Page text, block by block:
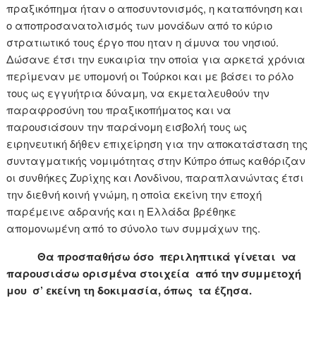
πραξικόπημα ήταν ο αποσυντονισμός, η καταπόνηση και
ο αποπροσανατολισμός των μονάδων από το κύριο
στρατιωτικό τους έργο που ηταν η άμυνα του νησιού.
Δώσανε έτσι την ευκαιρία την οποία για αρκετά χρόνια
περίμεναν με υπομονή οι Τούρκοι και με βάσει το ρόλο
τους ως εγγυήτρια δύναμη, να εκμεταλευθούν την
παραφροσύνη του πραξικοπήματος και να
παρουσιάσουν την παράνομη εισβολή τους ως
ειρηνευτική δήθεν επιχείρηση για την αποκατάσταση της
συνταγματικής νομιμότητας στην Κύπρο όπως καθόριζαν
οι συνθήκες Ζυρίχης και Λονδίνου, παραπλανώντας έτσι
την διεθνή κοινή γνώμη, η οποία εκείνη την εποχή
παρέμεινε αδρανής και η Ελλάδα βρέθηκε
απομονωμένη από το σύνολο των συμμάχων της.
Θα προσπαθήσω όσο περιληπτικά γίνεται να
παρουσιάσω ορισμένα στοιχεία από την συμμετοχή
μου σ’ εκείνη τη δοκιμασία, όπως τα έζησα.